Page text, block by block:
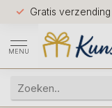
Gratis
MENU